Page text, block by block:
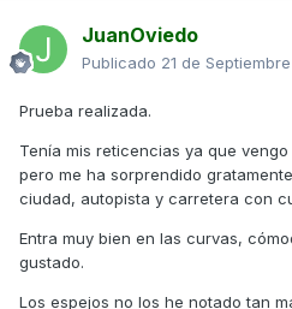
JuanOviedo
Publicado 21 de
Prueba realizada.
Tenía mis reticencias ya que
pero me ha sorprendido
ciudad, autopista y carretera con
Entra muy bien en las curvas,
gustado.
Los espejos no los he notado tan